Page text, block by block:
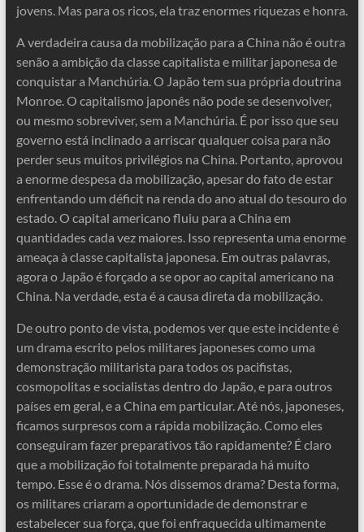
jovens. Mas para os ricos, ela traz enormes riquezas e honra.
A verdadeira causa da mobilização para a China não é outra
senão a ambição da classe capitalista e militar japonesa de
conquistar a Manchúria. O Japão tem sua própria doutrina
Monroe. O capitalismo japonês não pode se desenvolver,
ou mesmo sobreviver, sem a Manchúria. É por isso que seu
governo está inclinado a arriscar qualquer coisa para não
perder seus muitos privilégios na China. Portanto, aprovou
a enorme despesa da mobilização, apesar do fato de estar
enfrentando um déficit na renda do ano atual do tesouro do
estado. O capital americano fluiu para a China em
quantidades cada vez maiores. Isso representa uma enorme
ameaça à classe capitalista japonesa. Em outras palavras,
agora o Japão é forçado a se opor ao capital americano na
China. Na verdade, esta é a causa direta da mobilização.
De outro ponto de vista, podemos ver que este incidente é
um drama escrito pelos militares japoneses como uma
demonstração militarista para todos os pacifistas,
cosmopolitas e socialistas dentro do Japão, e para outros
países em geral, e a China em particular. Até nós, japoneses,
ficamos surpresos com a rápida mobilização. Como eles
conseguiram fazer preparativos tão rapidamente? É claro
que a mobilização foi totalmente preparada há muito
tempo. Esse é o drama. Nós dissemos drama? Desta forma,
os militares criaram a oportunidade de demonstrar e
estabelecer sua força, que foi enfraquecida ultimamente